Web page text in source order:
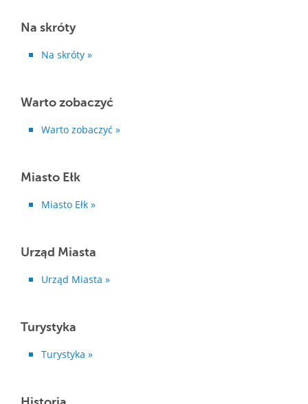
Na skróty
Na skróty »
Warto zobaczyć
Warto zobaczyć »
Miasto Ełk
Miasto Ełk »
Urząd Miasta
Urząd Miasta »
Turystyka
Turystyka »